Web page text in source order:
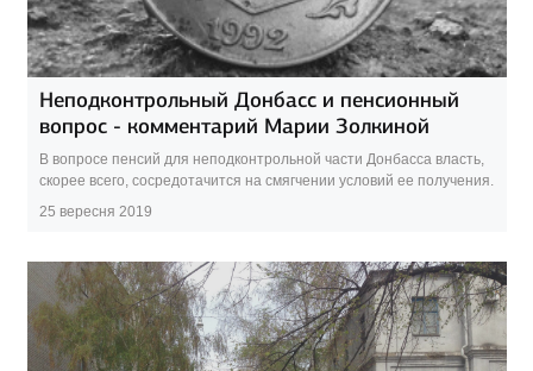
Неподконтрольный Донбасс и пенсионный
вопрос - комментарий Марии Золкиной
В вопросе пенсий для неподконтрольной части Донбасса власть,
скорее всего, сосредотачится на смягчении условий ее получения.
25 вересня 2019